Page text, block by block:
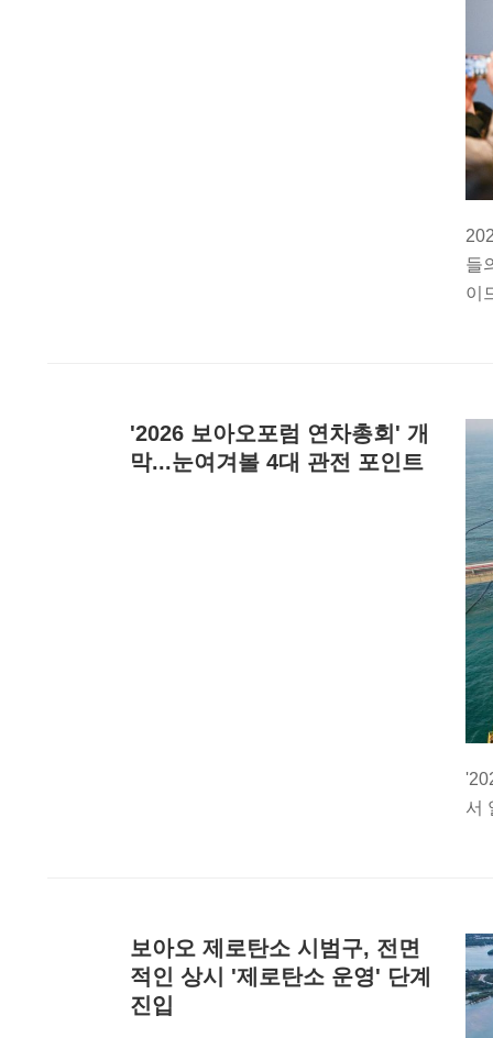
들
이
'2026 보아오포럼 연차총회' 개
막...눈여겨볼 4대 관전 포인트
서
보아오 제로탄소 시범구, 전면
적인 상시 '제로탄소 운영' 단계
진입